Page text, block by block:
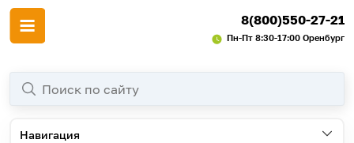
8(800)550-27-21
Пн-Пт 8:30-17:00 Оренбург
Навигация